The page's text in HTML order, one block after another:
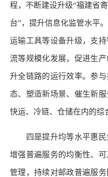
程，不断建设升级“福建省
台”，提升信息化监管水平
运输工具等设备升级，支
流等规模化发展，促进生
升全链路的运行效率。参
态、塑造新场景、催生新
快运、冷链、仓储在内的综
四是提升均等水平惠民
增强普遍服务的均衡性、
管理，持续对邮政普遍服